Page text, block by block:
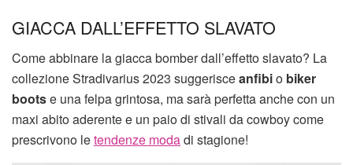
GIACCA DALL’EFFETTO SLAVATO
Come abbinare la giacca bomber dall’effetto slavato? La
collezione Stradivarius 2023 suggerisceanfibio biker
bootse una felpa grintosa, ma sarà perfetta anche con un
maxi abito aderente e un paio di stivali da cowboy come
prescrivono letendenze modadi stagione!